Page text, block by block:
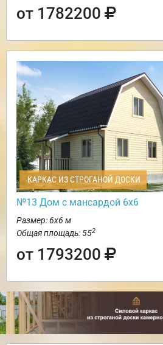
от 1782200
КАРКАС ИЗ СТРОГАНОЙ ДОСКИ
№13 Дом с мансардой 6х6
Размер: 6х6 м
Общая площадь: 552
от 1793200